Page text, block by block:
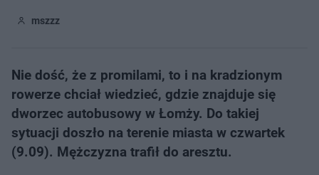
mszzz
Nie dość, że z promilami, to i na kradzionym
rowerze chciał wiedzieć, gdzie znajduje się
dworzec autobusowy w Łomży. Do takiej
sytuacji doszło na terenie miasta w czwartek
(9.09). Mężczyzna trafił do aresztu.